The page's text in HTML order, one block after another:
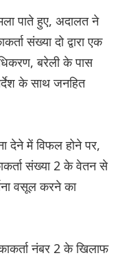
पाते हुए, अदालत ने
संख्या दो द्वारा एक
बरेली के पास
के साथ जनहित
देने में विफल होने पर,
संख्या 2 के वेतन से
वसूल करने का
नंबर 2 के खिलाफ